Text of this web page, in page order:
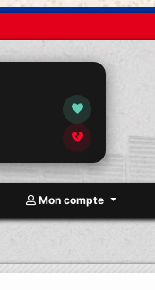
Mon compte